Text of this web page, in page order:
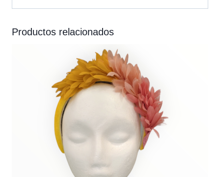
Productos relacionados